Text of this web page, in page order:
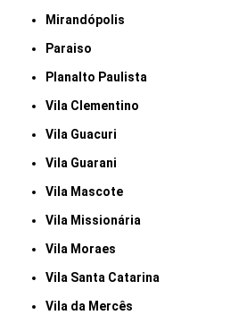
Mirandópolis
Paraiso
Planalto Paulista
Vila Clementino
Vila Guacuri
Vila Guarani
Vila Mascote
Vila Missionária
Vila Moraes
Vila Santa Catarina
Vila da Mercês